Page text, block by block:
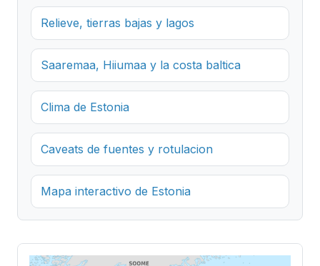
Relieve, tierras bajas y lagos
Saaremaa, Hiiumaa y la costa baltica
Clima de Estonia
Caveats de fuentes y rotulacion
Mapa interactivo de Estonia